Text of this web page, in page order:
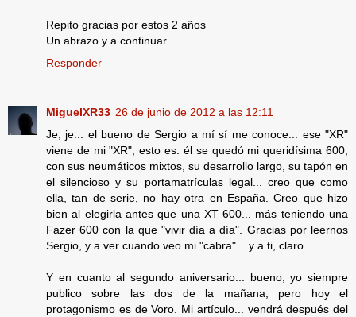
Repito gracias por estos 2 años
Un abrazo y a continuar
Responder
MiguelXR33 26 de junio de 2012 a las 12:11
Je, je... el bueno de Sergio a mí sí me conoce... ese "XR"
viene de mi "XR", esto es: él se quedó mi queridísima 600,
con sus neumáticos mixtos, su desarrollo largo, su tapón en
el silencioso y su portamatrículas legal... creo que como
ella, tan de serie, no hay otra en España. Creo que hizo
bien al elegirla antes que una XT 600... más teniendo una
Fazer 600 con la que "vivir día a día". Gracias por leernos
Sergio, y a ver cuando veo mi "cabra"... y a ti, claro.
Y en cuanto al segundo aniversario... bueno, yo siempre
publico sobre las dos de la mañana, pero hoy el
protagonismo es de Voro. Mi artículo... vendrá después del